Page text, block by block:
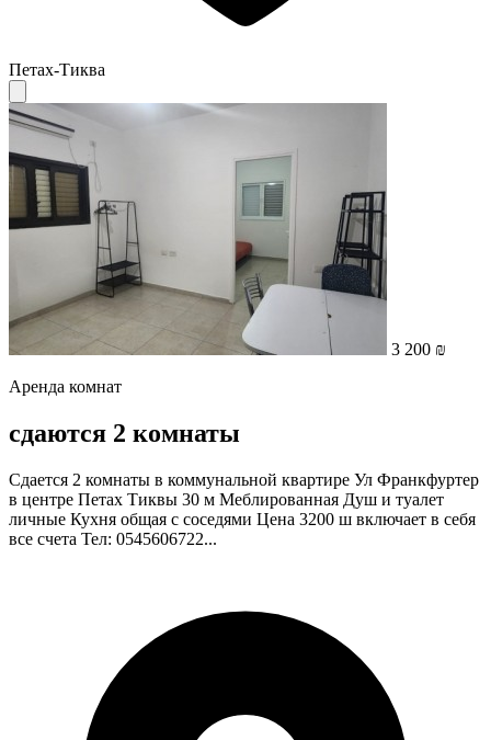
Петах-Тиква
3 200 ₪
Аренда комнат
сдаются 2 комнаты
Сдается 2 комнаты в коммунальной квартире Ул Франкфуртер
в центре Петах Тиквы 30 м Меблированная Душ и туалет
личные Кухня общая с соседями Цена 3200 ш включает в себя
все счета Тел: 0545606722...